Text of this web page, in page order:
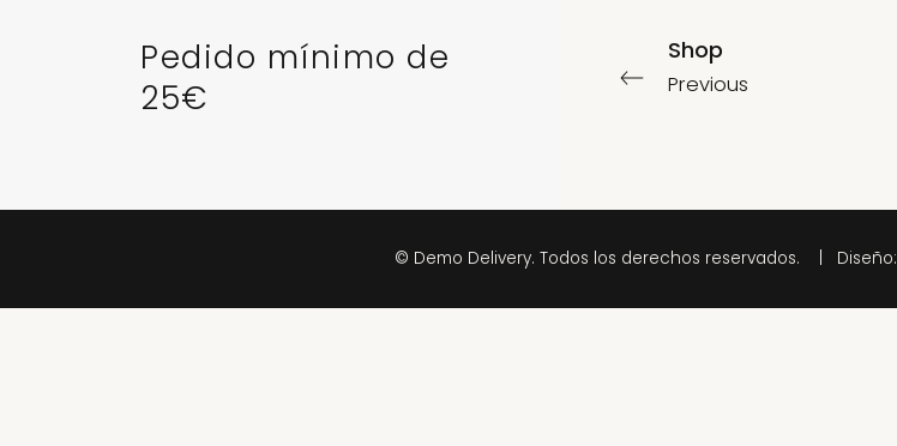
Shop
Previous
Pedido mínimo de
25€
© Demo Delivery. Todos los derechos reservados. | Diseño: